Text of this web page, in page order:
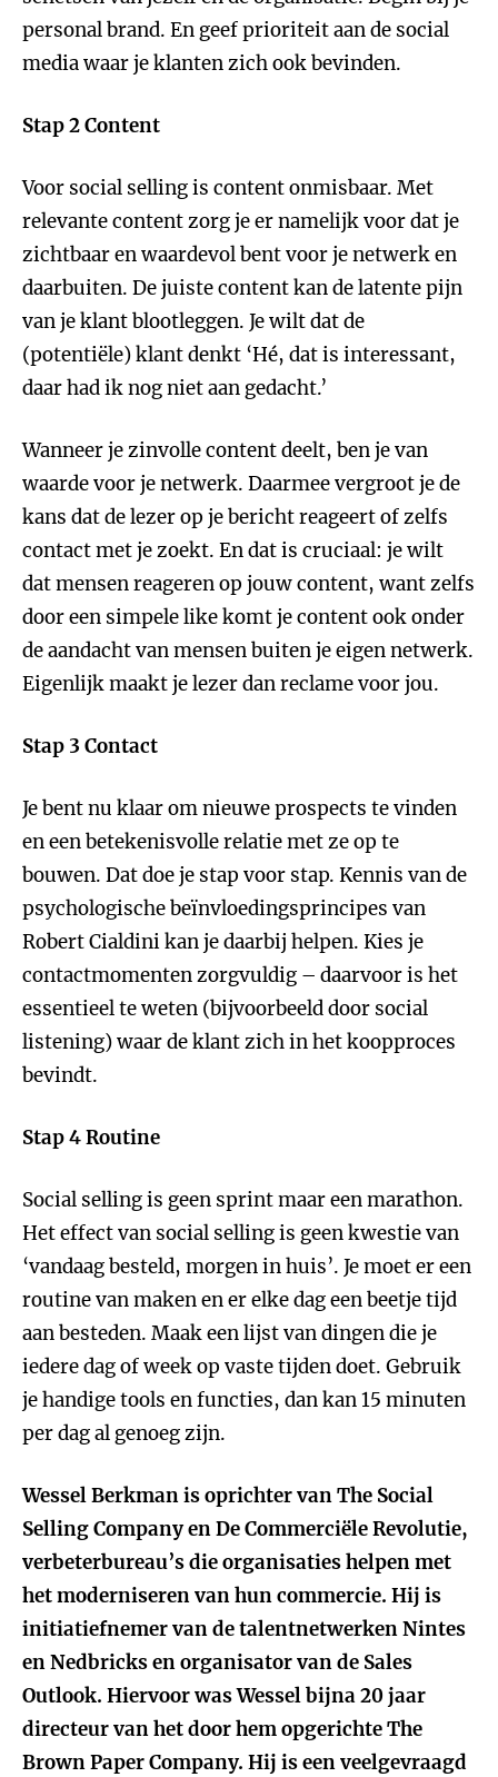
personal brand. En geef prioriteit aan de social
media waar je klanten zich ook bevinden.
Stap 2 Content
Voor social selling is content onmisbaar. Met
relevante content zorg je er namelijk voor dat je
zichtbaar en waardevol bent voor je netwerk en
daarbuiten. De juiste content kan de latente pijn
van je klant blootleggen. Je wilt dat de
(potentiële) klant denkt ‘Hé, dat is interessant,
daar had ik nog niet aan gedacht.’
Wanneer je zinvolle content deelt, ben je van
waarde voor je netwerk. Daarmee vergroot je de
kans dat de lezer op je bericht reageert of zelfs
contact met je zoekt. En dat is cruciaal: je wilt
dat mensen reageren op jouw content, want zelfs
door een simpele like komt je content ook onder
de aandacht van mensen buiten je eigen netwerk.
Eigenlijk maakt je lezer dan reclame voor jou.
Stap 3 Contact
Je bent nu klaar om nieuwe prospects te vinden
en een betekenisvolle relatie met ze op te
bouwen. Dat doe je stap voor stap. Kennis van de
psychologische beïnvloedingsprincipes van
Robert Cialdini kan je daarbij helpen. Kies je
contactmomenten zorgvuldig – daarvoor is het
essentieel te weten (bijvoorbeeld door social
listening) waar de klant zich in het koopproces
bevindt.
Stap 4 Routine
Social selling is geen sprint maar een marathon.
Het effect van social selling is geen kwestie van
‘vandaag besteld, morgen in huis’. Je moet er een
routine van maken en er elke dag een beetje tijd
aan besteden. Maak een lijst van dingen die je
iedere dag of week op vaste tijden doet. Gebruik
je handige tools en functies, dan kan 15 minuten
per dag al genoeg zijn.
Wessel Berkman is oprichter van The Social
Selling Company en De Commerciële Revolutie,
verbeterbureau’s die organisaties helpen met
het moderniseren van hun commercie. Hij is
initiatiefnemer van de talentnetwerken Nintes
en Nedbricks en organisator van de Sales
Outlook. Hiervoor was Wessel bijna 20 jaar
directeur van het door hem opgerichte The
Brown Paper Company. Hij is een veelgevraagd